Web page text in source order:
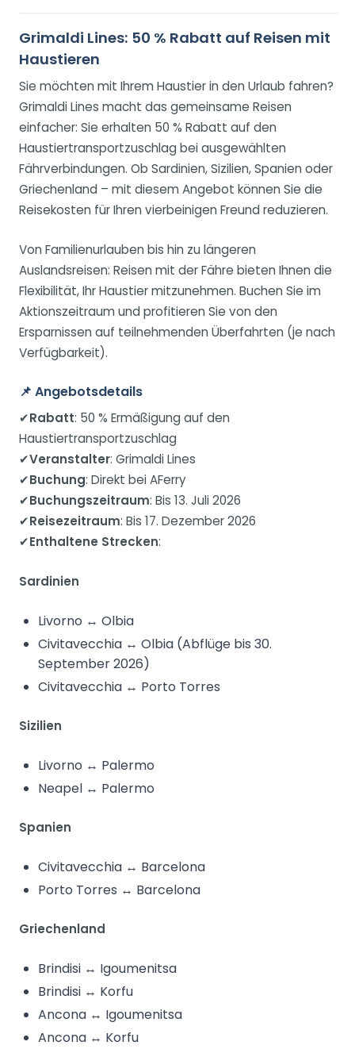
Grimaldi Lines: 50 % Rabatt auf Reisen mit
Haustieren
Sie möchten mit Ihrem Haustier in den Urlaub fahren?
Grimaldi Lines macht das gemeinsame Reisen
einfacher: Sie erhalten 50 % Rabatt auf den
Haustiertransportzuschlag bei ausgewählten
Fährverbindungen. Ob Sardinien, Sizilien, Spanien oder
Griechenland – mit diesem Angebot können Sie die
Reisekosten für Ihren vierbeinigen Freund reduzieren.
Von Familienurlauben bis hin zu längeren
Auslandsreisen: Reisen mit der Fähre bieten Ihnen die
Flexibilität, Ihr Haustier mitzunehmen. Buchen Sie im
Aktionszeitraum und profitieren Sie von den
Ersparnissen auf teilnehmenden Überfahrten (je nach
Verfügbarkeit).
📌 Angebotsdetails
✔Rabatt: 50 % Ermäßigung auf den
Haustiertransportzuschlag
✔Veranstalter: Grimaldi Lines
✔Buchung: Direkt bei AFerry
✔Buchungszeitraum: Bis 13. Juli 2026
✔Reisezeitraum: Bis 17. Dezember 2026
✔Enthaltene Strecken:
Sardinien
Livorno ↔ Olbia
Civitavecchia ↔ Olbia (Abflüge bis 30.
September 2026)
Civitavecchia ↔ Porto Torres
Sizilien
Livorno ↔ Palermo
Neapel ↔ Palermo
Spanien
Civitavecchia ↔ Barcelona
Porto Torres ↔ Barcelona
Griechenland
Brindisi ↔ Igoumenitsa
Brindisi ↔ Korfu
Ancona ↔ Igoumenitsa
Ancona ↔ Korfu